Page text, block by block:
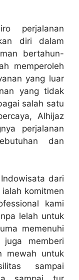
perjalanan
diri dalam
bertahun-
memperoleh
yang luar
yang tidak
salah satu
Alhijaz
perjalanan
dan
dari
komitmen
kami
lelah untuk
memenuhi
memberi
mewah untuk
sampai